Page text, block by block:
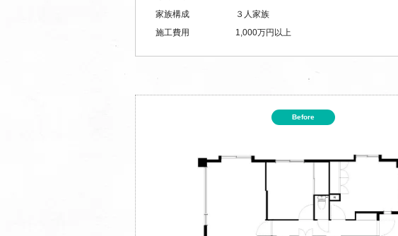
家族構成
３人家族
施工費用
1,000万円以上
Before